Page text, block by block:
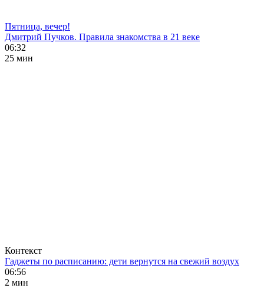
Пятница, вечер!
Дмитрий Пучков. Правила знакомства в 21 веке
06:32
25 мин
Контекст
Гаджеты по расписанию: дети вернутся на свежий воздух
06:56
2 мин